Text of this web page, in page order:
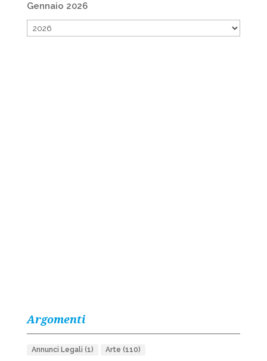
Gennaio 2026
Argomenti
Annunci Legali (1) Arte (110)